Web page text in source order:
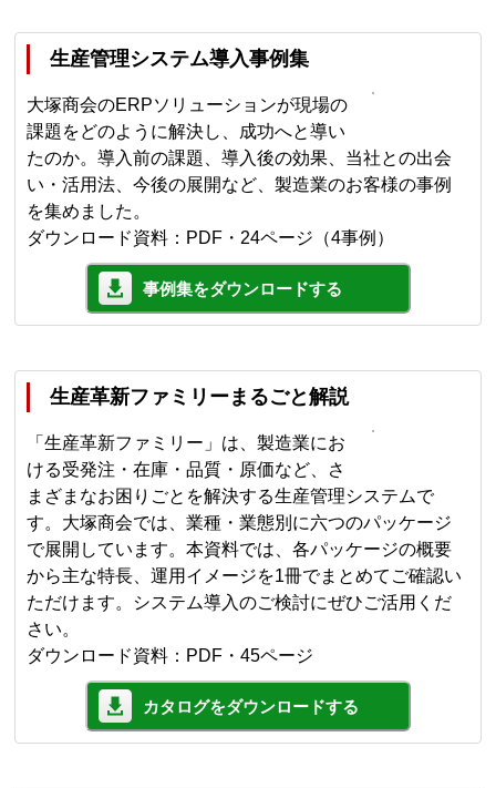
生産管理システム導入事例集
大塚商会のERPソリューションが現場の
課題をどのように解決し、成功へと導い
たのか。導入前の課題、導入後の効果、当社との出会
い・活用法、今後の展開など、製造業のお客様の事例
を集めました。
ダウンロード資料：PDF・24ページ（4事例）
事例集をダウンロードする
生産革新ファミリーまるごと解説
「生産革新ファミリー」は、製造業にお
ける受発注・在庫・品質・原価など、さ
まざまなお困りごとを解決する生産管理システムで
す。大塚商会では、業種・業態別に六つのパッケージ
で展開しています。本資料では、各パッケージの概要
から主な特長、運用イメージを1冊でまとめてご確認い
ただけます。システム導入のご検討にぜひご活用くだ
さい。
ダウンロード資料：PDF・45ページ
カタログをダウンロードする